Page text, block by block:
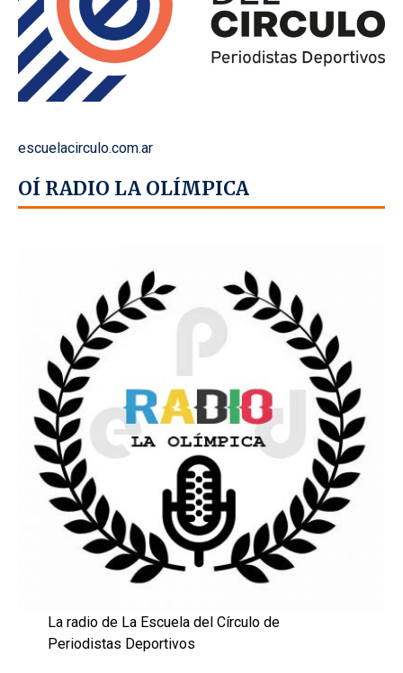
escuelacirculo.com.ar
OÍ RADIO LA OLÍMPICA
La radio de La Escuela del Círculo de
Periodistas Deportivos